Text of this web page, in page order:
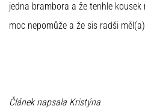
jedna brambora a že tenhle
moc nepomůže a že sis radši
Článek napsala Kristýna